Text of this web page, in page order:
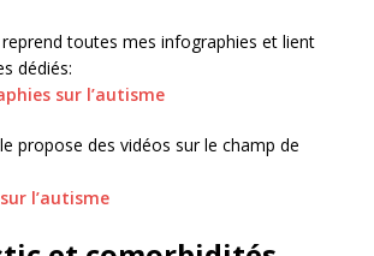
toutes mes infographies et lient
dédiés:
sur l’autisme
propose des vidéos sur le champ de
l’autisme